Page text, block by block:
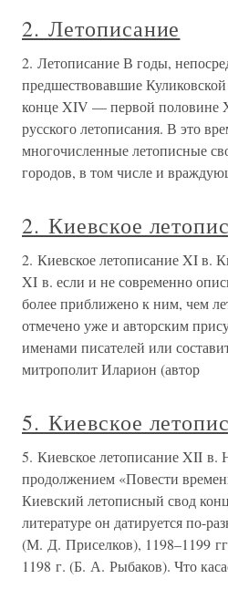
2. Летописание
2. Летописание В годы,
предшествовавшие
конце XIV — первой половине
русского летописания. В это
многочисленные летописные
городов, в том числе и
2. Киевское
2. Киевское летописание XI в.
XI в. если и не современно
более приближено к ним, чем
отмечено уже и авторским
именами писателей или
митрополит Иларион (автор
5. Киевское
5. Киевское летописание XII в.
продолжением «Повести
Киевский летописный свод
литературе он датируется по-
(М. Д. Приселков), 1198–1199
1198 г. (Б. А. Рыбаков). Что